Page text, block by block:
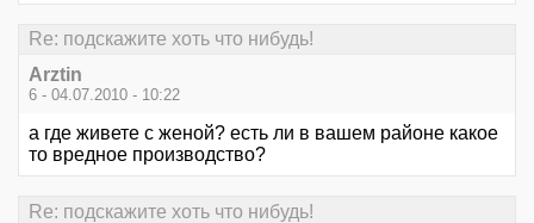
Re: подскажите хоть что нибудь!
Arztin
6 - 04.07.2010 - 10:22
а где живете с женой? есть ли в вашем районе какое
то вредное производство?
Re: подскажите хоть что нибудь!